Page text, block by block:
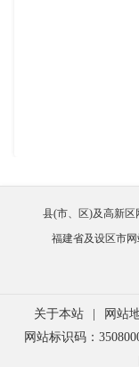

主持人
县(市、区)及高新区
福建省及设区市
关于本站 网站
网站标识码：